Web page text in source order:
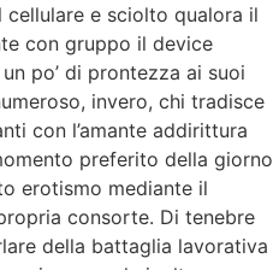
e sciolto qualora il
con gruppo il device
po’ di prontezza ai suoi
invero, chi tradisce
con l’amante addirittura
preferito della giorno
erotismo mediante il
consorte. Di tenebre
della battaglia lavorativa